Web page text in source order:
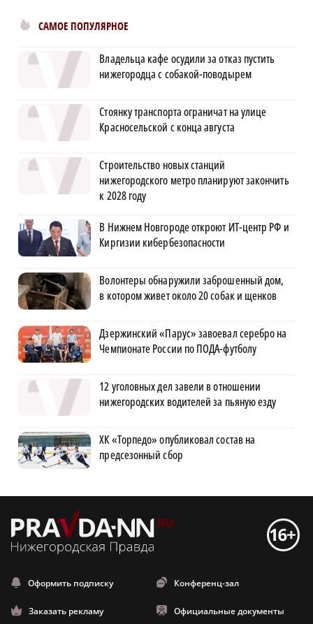
САМОЕ ПОПУЛЯРНОЕ
Владельца кафе осудили за отказ пустить
нижегородца с собакой-поводырем
Стоянку транспорта ограничат на улице
Красносельской с конца августа
Строительство новых станций
нижегородского метро планируют закончить
к 2028 году
В Нижнем Новгороде откроют ИТ-центр РФ и
Киргизии кибербезопасности
Волонтеры обнаружили заброшенный дом,
в котором живет около 20 собак и щенков
Дзержинский «Парус» завоевал серебро на
Чемпионате России по ПОДА-футболу
12 уголовных дел завели в отношении
нижегородских водителей за пьяную езду
ХК «Торпедо» опубликовал состав на
предсезонный сбор
Оформить подписку Конференц-зал
Заказать рекламу Официальные документы